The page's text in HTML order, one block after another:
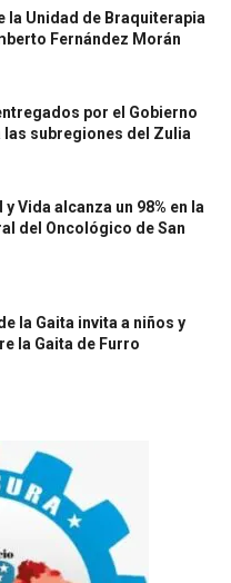
la Unidad de Braquiterapia
Fernández Morán
por el Gobierno
las subregiones del Zulia
Vida alcanza un 98% en la
del Oncológico de San
la Gaita invita a niños y
la Gaita de Furro